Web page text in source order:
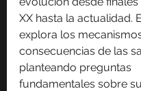
XX hasta la actualidad.
explora los
consecuencias de las
planteando preguntas
fundamentales sobre su